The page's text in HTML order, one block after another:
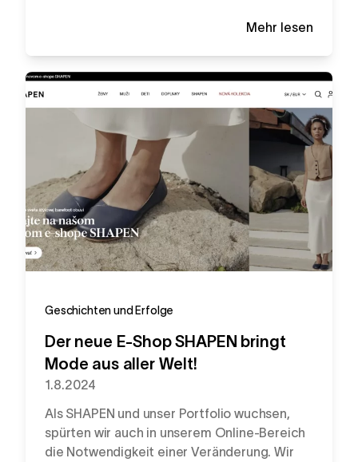
Mehr lesen
Geschichten und Erfolge
Der neue E-Shop SHAPEN bringt
Mode aus aller Welt!
1.8.2024
Als SHAPEN und unser Portfolio wuchsen,
spürten wir auch in unserem Online-Bereich
die Notwendigkeit einer Veränderung. Wir